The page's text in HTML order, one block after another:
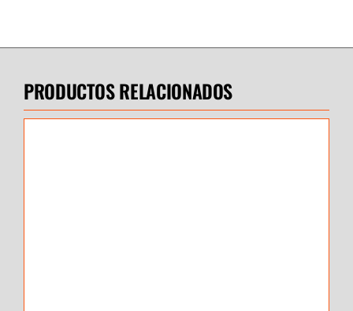
PRODUCTOS RELACIONADOS